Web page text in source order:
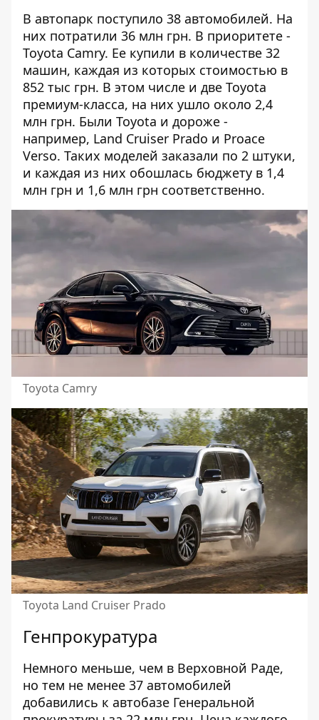
В автопарк поступило 38 автомобилей. На
них потратили 36 млн грн. В приоритете -
Toyota Camry. Ее купили в количестве 32
машин, каждая из которых стоимостью в
852 тыс грн. В этом числе и две Toyota
премиум-класса, на них ушло около 2,4
млн грн. Были Toyota и дороже -
например, Land Cruiser Prado и Proace
Verso. Таких моделей заказали по 2 штуки,
и каждая из них обошлась бюджету в 1,4
млн грн и 1,6 млн грн соответственно.
Toyota Camry
Toyota Land Cruiser Prado
Генпрокуратура
Немного меньше, чем в Верховной Раде,
но тем не менее 37 автомобилей
добавились к автобазе Генеральной